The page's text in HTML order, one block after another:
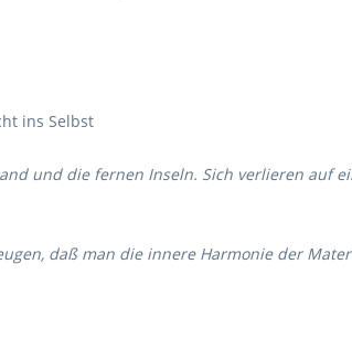
ins Selbst
und die fernen Inseln. Sich verlieren auf
daß man die innere Harmonie der